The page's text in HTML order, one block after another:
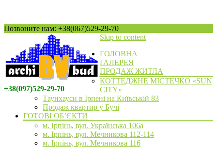
Позвоните нам: +38(067)529-29-70
+38(097)529-29-70
Skip to content
ГОЛОВНА
ГАЛЕРЕЯ
ПРОДАЖ ЖИТЛА
КОТТЕДЖНЕ МІСТЕЧКО «SUN
CITY»
Таунхауси в Ірпені на Київській 83
Продаж квартир у Бучі
ГОТОВІ ОБ’ЄКТИ
м. Ірпінь, вул. Українська 106а
м. Ірпінь, вул. Мечникова 112-114
м. Ірпінь, вул. Мечникова 116